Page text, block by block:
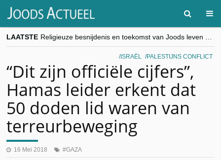
LAATSTE
“Besnijdenisdebat toont hoe moeilijk seculiere Westen minderheden begrijpt”, Jinnih Beels (Vooruit)
CITYTRIP | ROEMENIË – Boekarest: de verrassing van Oost-Europa
ISRAËL PALESTIJNS CONFLICT
“Dit zijn officiële cijfers”,
Hamas leider erkent dat
50 doden lid waren van
terreurbeweging
16 Mei 2018 GAZA